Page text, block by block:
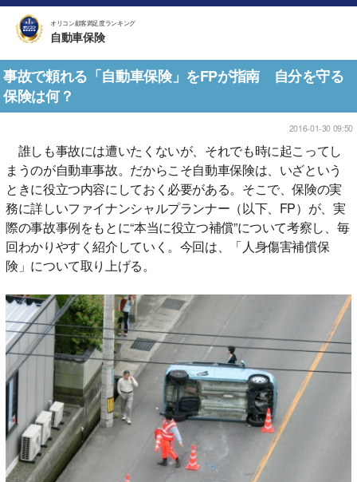
オリコン顧客満足度ランキング
自動車保険
事故で頼れる「自動車保険」をFPが指南 自分を守る
保険は何？
2016-01-30 09:50
誰しも事故には遭いたくないが、それでも時に起こってし
まうのが自動車事故。だからこそ自動車保険は、いざという
ときに役立つ内容にしておく必要がある。そこで、保険の実
務に詳しいファイナンシャルプランナー（以下、FP）が、実
際の事故事例をもとに“本当に役立つ補償”について考察し、毎
回わかりやすく紹介していく。今回は、「人身傷害補償保
険」について取り上げる。